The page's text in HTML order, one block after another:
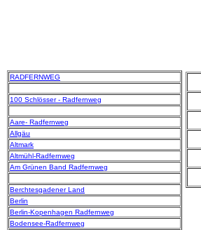
RADFERNWEG
100 Schlösser - Radfernweg
Aare- Radfernweg
Allgäu
Altmark
Altmühl-Radfernweg
Am Grünen Band Radfernweg
Berchtesgadener Land
Berlin
Berlin-Kopenhagen Radfernweg
Bodensee-Radfernweg